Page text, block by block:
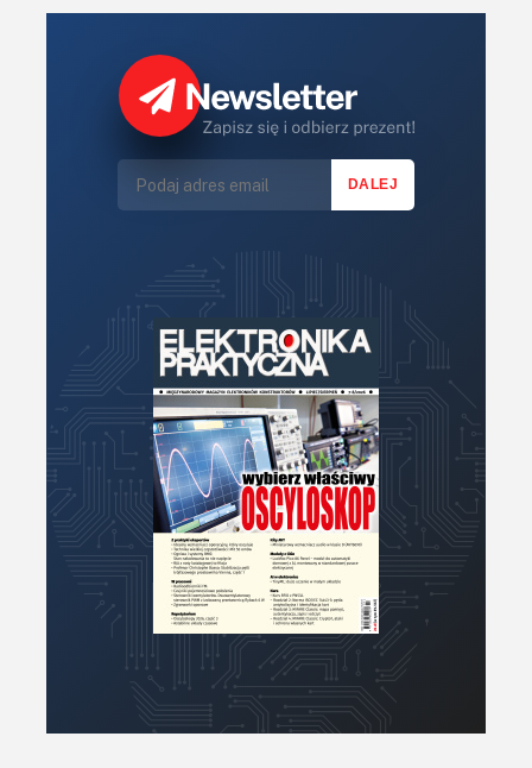
Koła Naukowe
LED/LCD/OLED
Mechatronika
Optoelektronika
PCB/Montaż
Podstawy elektroniki
Podzespoły bierne
Półprzewodniki
Pomiary i testy
Projektowanie